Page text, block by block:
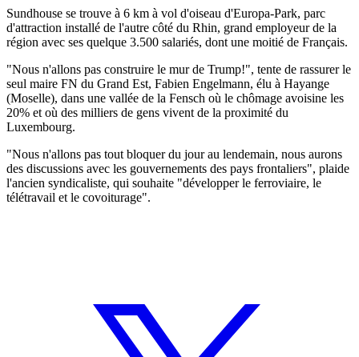
Sundhouse se trouve à 6 km à vol d'oiseau d'Europa-Park, parc
d'attraction installé de l'autre côté du Rhin, grand employeur de la
région avec ses quelque 3.500 salariés, dont une moitié de Français.
"Nous n'allons pas construire le mur de Trump!", tente de rassurer le
seul maire FN du Grand Est, Fabien Engelmann, élu à Hayange
(Moselle), dans une vallée de la Fensch où le chômage avoisine les
20% et où des milliers de gens vivent de la proximité du
Luxembourg.
"Nous n'allons pas tout bloquer du jour au lendemain, nous aurons
des discussions avec les gouvernements des pays frontaliers", plaide
l'ancien syndicaliste, qui souhaite "développer le ferroviaire, le
télétravail et le covoiturage".